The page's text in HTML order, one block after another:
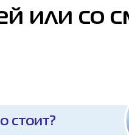
или со
стоит?